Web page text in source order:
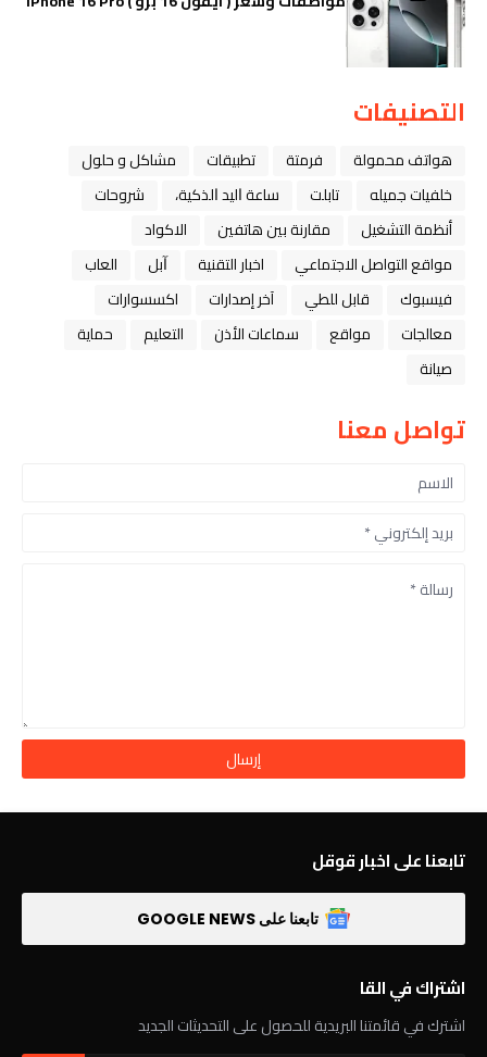
التصنيفات
هواتف محمولة فرمتة تطبيقات
مشاكل و حلول
خلفيات جميله
تابلت ﺳﺎﻋﺔ ﺍﻟﻴﺪ ﺍﻟﺬﻛﻴﺔ،
شروحات
أنظمة التشغيل
مقارنة بين هاتفين
الاكواد
مواقع التواصل الاجتماعي
اخبار التقنية ﺁﺑﻞ
العاب
فيسبوك
قابل للطي آخر إصدارات
اكسسوارات
معالجات
مواقع سماعات الأذن التعليم
حماية
صيانة
تواصل معنا
تابعنا على اخبار قوقل
تابعنا على GOOGLE NEWS
اشتراك في القا
اشترك في قائمتنا البريدية للحصول على التحديثات الجديد